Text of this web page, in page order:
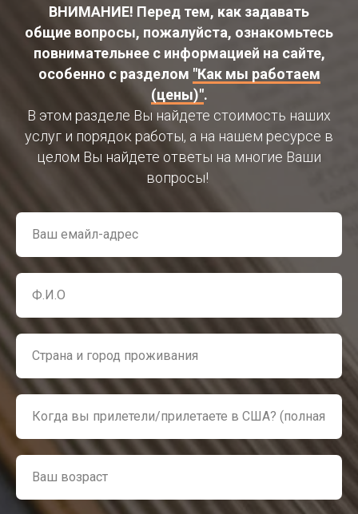
ВНИМАНИЕ! Перед тем, как задавать
общие вопросы, пожалуйста, ознакомьтесь
повнимательнее с информацией на сайте,
особенно с разделом "Как мы работаем
(цены)".
В этом разделе Вы найдете стоимость наших
услуг и порядок работы, а на нашем ресурсе в
целом Вы найдете ответы на многие Ваши
вопросы!